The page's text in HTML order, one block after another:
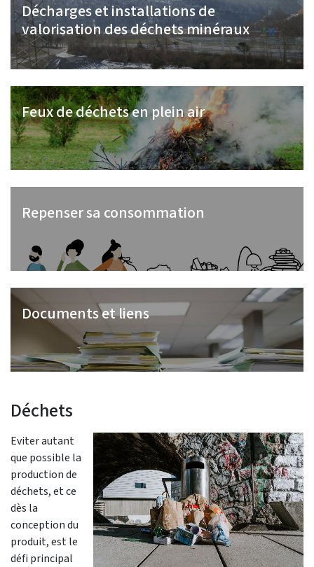
Décharges et installations de
valorisation des déchets minéraux
Feux de déchets en plein air
Repenser sa consommation
Documents et liens
Déchets
Eviter autant
que possible la
production de
déchets, et ce
dès la
conception du
produit, est le
défi principal